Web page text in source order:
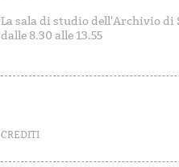
La sala di studio dell'Archivio di
dalle 8.30 alle 13.55
CREDITI